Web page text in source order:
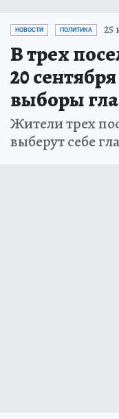
НОВОСТИ ПОЛИТИКА 25
В трех
20
выборы
Жители трех
выберут себе